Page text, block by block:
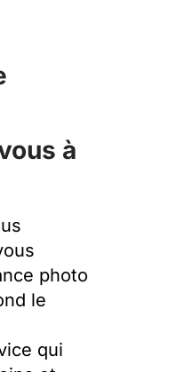
à
photo
le
qui